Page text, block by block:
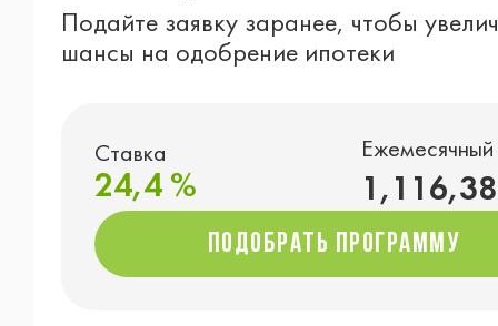
Подайте заявку заранее, чтобы
шансы на одобрение ипотеки
Ставка
24,4 %
подобрать программу